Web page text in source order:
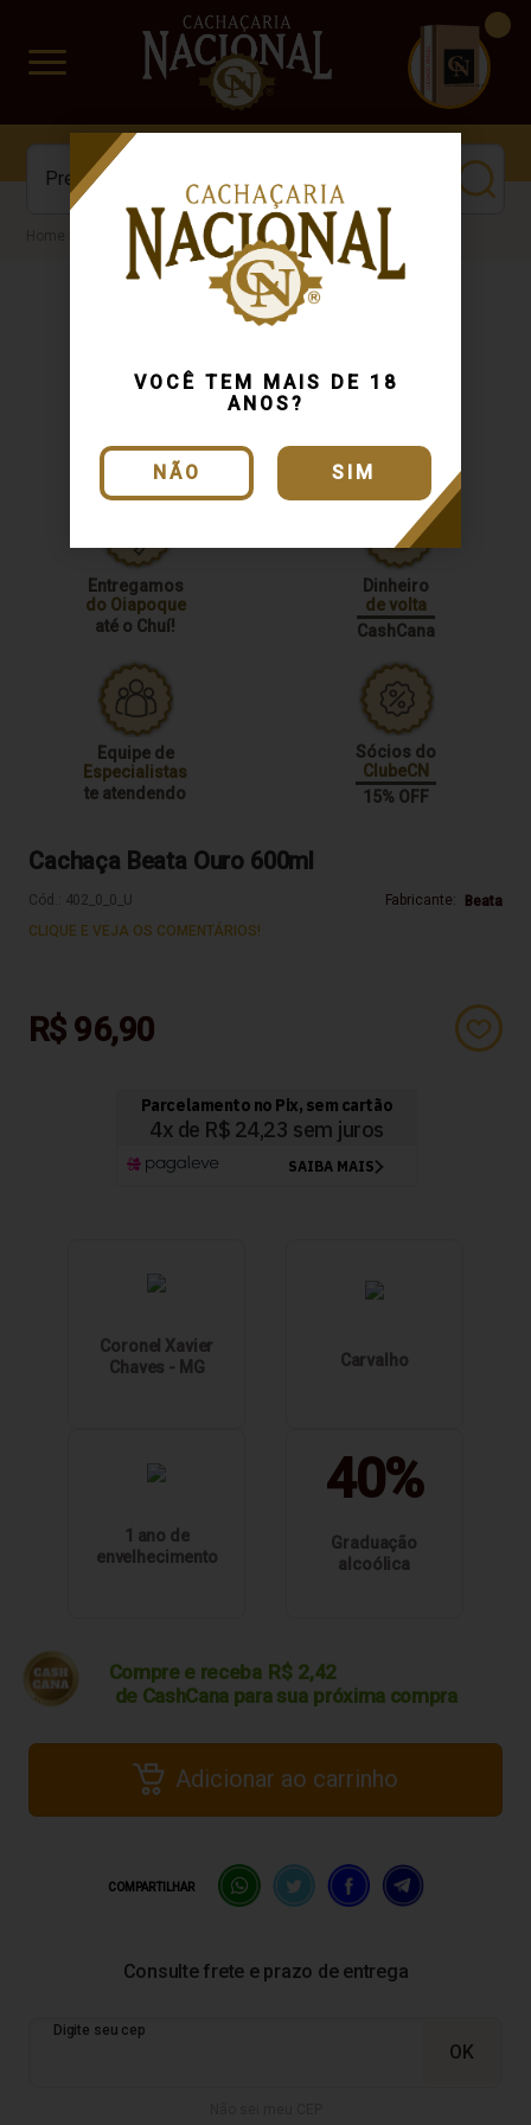
VOCÊ TEM MAIS DE 18
ANOS?
NÃO SIM
www.cachacarianacional.com.br
CUIDADO FRÁGIL
Cachaça
Entregamos
do Oiapoque
até o Chuí!
Dinheiro
de volta
CashCana
Equipe de
Especialistas
te atendendo
Sócios do
ClubeCN
15% OFF
Cachaça Beata Ouro 600ml
Cód.: 402_0_0_U Fabricante:
Beata
CLIQUE E VEJA OS COMENTÁRIOS!
R$ 96,90
Coronel Xavier
Chaves - MG
Carvalho
1 ano de
envelhecimento
40%
Graduação
alcoólica
Compre e receba R$ 2,42
de CashCana para sua próxima compra
Adicionar ao carrinho
COMPARTILHAR